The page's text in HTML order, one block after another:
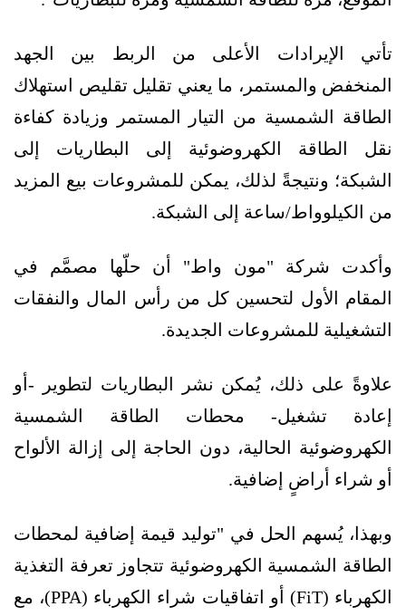
تأتي الإيرادات الأعلى من الربط بين الجهد
المنخفض والمستمر، ما يعني تقليل تقليص استهلاك
الطاقة الشمسية من التيار المستمر وزيادة كفاءة
نقل الطاقة الكهروضوئية إلى البطاريات إلى
الشبكة؛ ونتيجةً لذلك، يمكن للمشروعات بيع المزيد
من الكيلوواط/ساعة إلى الشبكة.
وأكدت شركة "مون واط" أن حلّها مصمَّم في
المقام الأول لتحسين كل من رأس المال والنفقات
التشغيلية للمشروعات الجديدة.
علاوةً على ذلك، يُمكن نشر البطاريات لتطوير -أو
إعادة تشغيل- محطات الطاقة الشمسية
الكهروضوئية الحالية، دون الحاجة إلى إزالة الألواح
أو شراء أراضٍ إضافية.
وبهذا، يُسهم الحل في "توليد قيمة إضافية لمحطات
الطاقة الشمسية الكهروضوئية تتجاوز تعرفة التغذية
الكهرباء (FiT) أو اتفاقيات شراء الكهرباء (PPA)، مع